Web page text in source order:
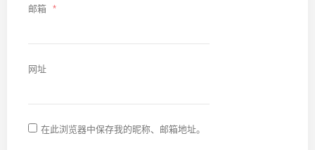
邮箱 *
网址
在此浏览器中保存我的昵称、邮箱地址。